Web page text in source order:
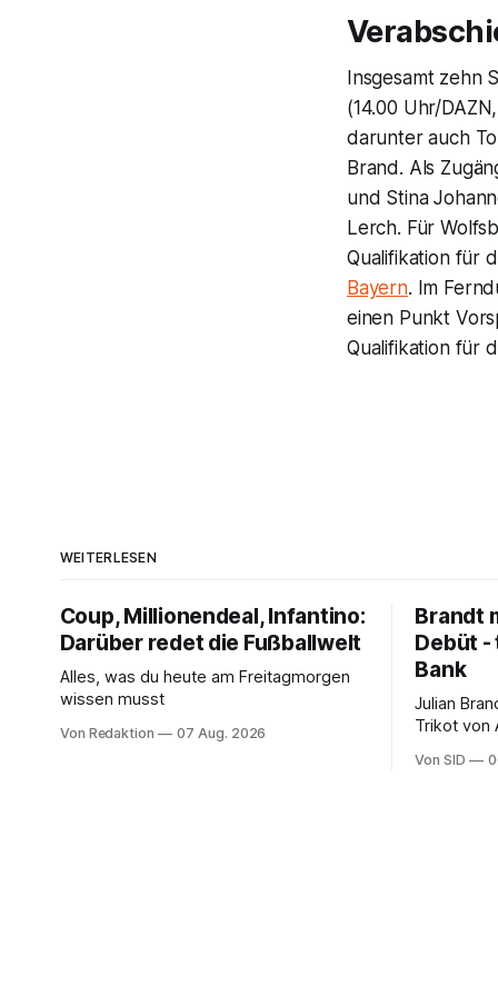
Insgesamt zehn
(14.00 Uhr/
darunter auch
Brand. Als
und Stina
Lerch. Für
Qualifikation für
Bayern. Im
einen Punkt
Qualifikation für
WEITERLESEN
Coup, Millionendeal, Infantino:
Darüber redet die Fußballwelt
Alles, was du heute am Freitagmorgen
wissen musst
Von Redaktion 07 Aug. 2026
Brandt
Debüt -
Bank
Julian
Trikot von
Von SID